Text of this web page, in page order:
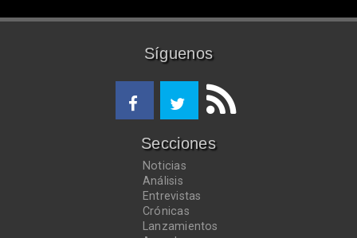
Síguenos
Secciones
Noticias
Análisis
Entrevistas
Crónicas
Lanzamientos